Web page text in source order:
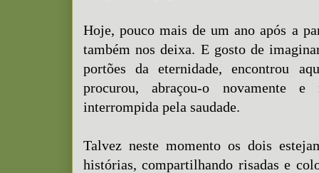
Hoje, pouco mais de um ano após a
também nos deixa. E gosto de
portões da eternidade, encontrou
procurou, abraçou-o novamente e
interrompida pela saudade.
Talvez neste momento os dois
histórias, compartilhando risadas e